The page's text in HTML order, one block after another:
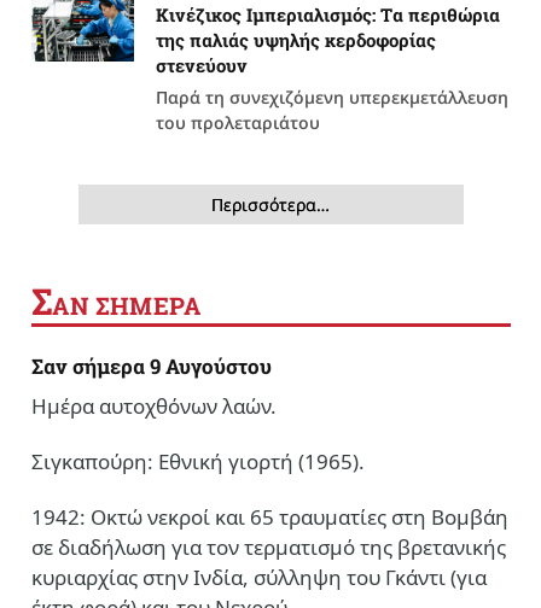
Κινέζικος Ιμπεριαλισμός: Tα περιθώρια
της παλιάς υψηλής κερδοφορίας
στενεύουν
Παρά τη συνεχιζόμενη υπερεκμετάλλευση
του προλεταριάτου
Περισσότερα…
ΣΑΝ ΣΗΜΕΡΑ
Σαν σήμερα 9 Αυγούστου
Ημέρα αυτοχθόνων λαών.
Σιγκαπούρη: Εθνική γιορτή (1965).
1942: Οκτώ νεκροί και 65 τραυματίες στη Βομβάη
σε διαδήλωση για τον τερματισμό της βρετανικής
κυριαρχίας στην Ινδία, σύλληψη του Γκάντι (για